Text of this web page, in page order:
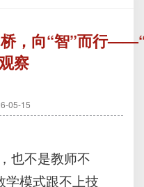
，向“智”而行
察
05-15
也不是教师不
学模式跟不上技